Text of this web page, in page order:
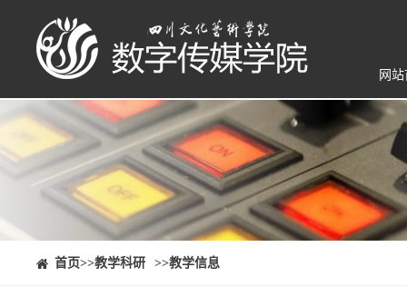
网
⠀⠀首页>>教学科研 >>教学信息